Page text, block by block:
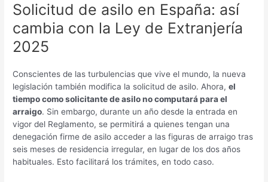
Solicitud de asilo en España: así
cambia con la Ley de Extranjería
2025
Conscientes de las turbulencias que vive el mundo, la nueva
legislación también modifica la solicitud de asilo. Ahora,el
tiempo como solicitante de asilo no computará para el
arraigo. Sin embargo, durante un año desde la entrada en
vigor del Reglamento, se permitirá a quienes tengan una
denegación firme de asilo acceder a las figuras de arraigo tras
seis meses de residencia irregular, en lugar de los dos años
habituales. ​Esto facilitará los trámites, en todo caso.